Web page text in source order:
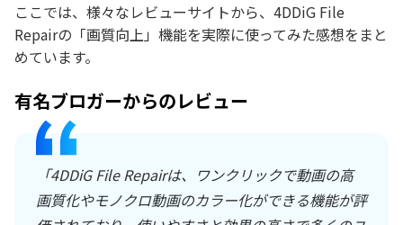
ここでは、様々なレビューサイトから、4DDiG File
Repairの「画質向上」機能を実際に使ってみた感想をまと
めています。
有名ブロガーからのレビュー
「4DDiG File Repairは、ワンクリックで動画の高
画質化やモノクロ動画のカラー化ができる機能が評